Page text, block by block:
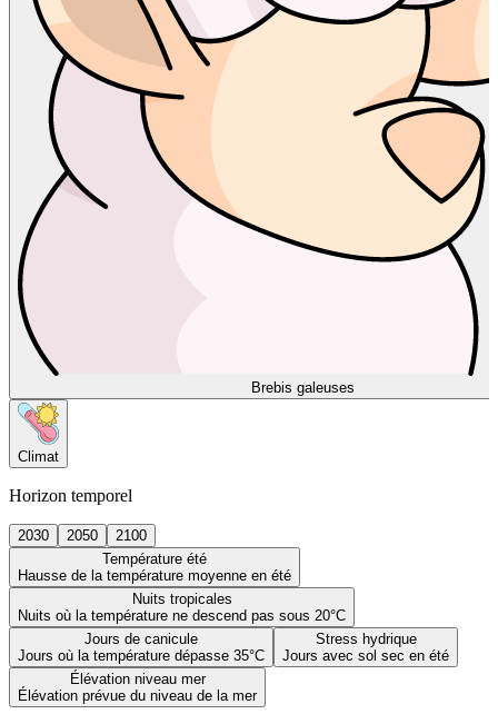
Brebis galeuses
Climat
Horizon temporel
2030 2050
2100
Température été
Hausse de la température moyenne en été
Nuits tropicales
Nuits où la température ne descend pas sous 20°C
Jours de canicule
Jours où la température dépasse 35°C
Stress hydrique
Jours avec sol sec en été
Élévation niveau mer
Élévation prévue du niveau de la mer